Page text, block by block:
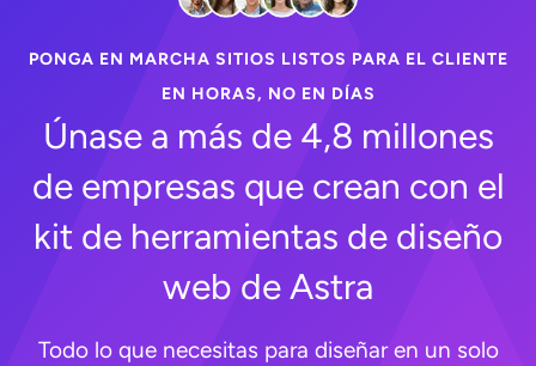
PONGA EN MARCHA SITIOS LISTOS PARA EL CLIENTE
EN HORAS, NO EN DÍAS
Únase a más de 4,8 millones
de empresas que crean con el
kit de herramientas de diseño
web de Astra
Todo lo que necesitas para diseñar en un solo